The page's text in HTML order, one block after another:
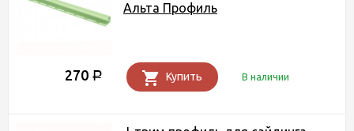
Альта Профиль
270 Р Купить В наличии